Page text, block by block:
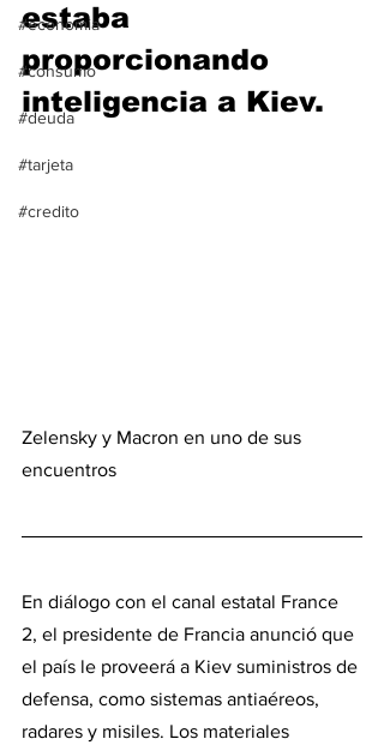
#economia
#consumo
#deuda
#tarjeta
#credito
estaba
proporcionando
inteligencia a Kiev.
Zelensky y Macron en uno de sus
encuentros
En diálogo con el canal estatal France
2, el presidente de Francia anunció que
el país le proveerá a Kiev suministros de
defensa, como sistemas antiaéreos,
radares y misiles. Los materiales